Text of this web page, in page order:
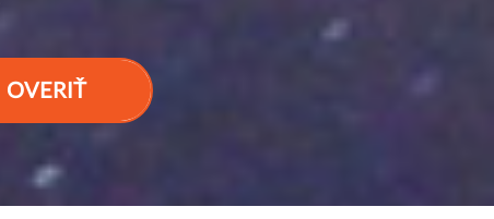
OVERIŤ